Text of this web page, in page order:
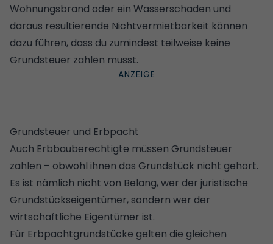
Wohnungsbrand oder ein Wasserschaden und
daraus resultierende Nichtvermietbarkeit können
dazu führen, dass du zumindest teilweise keine
Grundsteuer zahlen musst.
Grundsteuer und Erbpacht
Auch Erbbauberechtigte müssen Grundsteuer
zahlen – obwohl ihnen das Grundstück nicht gehört.
Es ist nämlich nicht von Belang, wer der juristische
Grundstückseigentümer, sondern wer der
wirtschaftliche Eigentümer ist.
Für Erbpachtgrundstücke gelten die gleichen